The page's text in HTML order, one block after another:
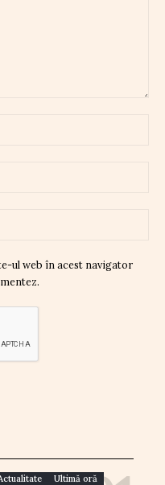
ul web în acest navigator
Ultimă oră